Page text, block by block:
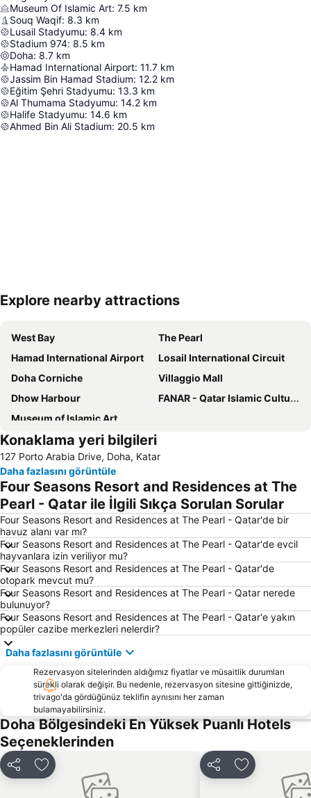
Museum Of Islamic Art: 7.5 km
Souq Waqif: 8.3 km
Lusail Stadyumu: 8.4 km
Stadium 974: 8.5 km
Doha: 8.7 km
Hamad International Airport: 11.7 km
Jassim Bin Hamad Stadium: 12.2 km
Eğitim Şehri Stadyumu: 13.3 km
Al Thumama Stadyumu: 14.2 km
Halife Stadyumu: 14.6 km
Ahmed Bin Ali Stadium: 20.5 km
Haritayı genişlet
Explore nearby attractions
West Bay
The Pearl
Hamad International Airport
Losail International Circuit
Doha Corniche
Villaggio Mall
Dhow Harbour
FANAR - Qatar Islamic Cultural Centre
Museum of Islamic Art
Konaklama yeri bilgileri
127 Porto Arabia Drive, Doha, Katar
Daha fazlasını görüntüle
Four Seasons Resort and Residences at The
Pearl - Qatar ile İlgili Sıkça Sorulan Sorular
Four Seasons Resort and Residences at The Pearl - Qatar'de bir
havuz alanı var mı?
Four Seasons Resort and Residences at The Pearl - Qatar'de evcil
hayvanlara izin veriliyor mu?
Four Seasons Resort and Residences at The Pearl - Qatar'de
otopark mevcut mu?
Four Seasons Resort and Residences at The Pearl - Qatar nerede
bulunuyor?
Four Seasons Resort and Residences at The Pearl - Qatar'e yakın
popüler cazibe merkezleri nelerdir?
Daha fazlasını görüntüle
Rezervasyon sitelerinden aldığımız fiyatlar ve müsaitlik durumları
sürekli olarak değişir. Bu nedenle, rezervasyon sitesine gittiğinizde,
trivago'da gördüğünüz teklifin aynısını her zaman
bulamayabilirsiniz.
Doha Bölgesindeki En Yüksek Puanlı Hotels
Seçeneklerinden
Paylaş Favorilerime ekle Paylaş Favorilerime